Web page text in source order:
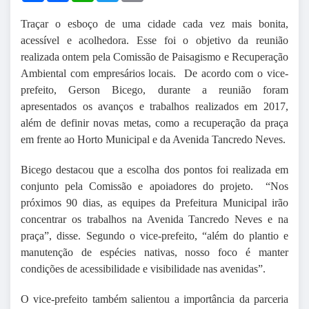
Traçar o esboço de uma cidade cada vez mais bonita,
acessível e acolhedora. Esse foi o objetivo da reunião
realizada ontem pela Comissão de Paisagismo e Recuperação
Ambiental com empresários locais. De acordo com o vice-
prefeito, Gerson Bicego, durante a reunião foram
apresentados os avanços e trabalhos realizados em 2017,
além de definir novas metas, como a recuperação da praça
em frente ao Horto Municipal e da Avenida Tancredo Neves.
Bicego destacou que a escolha dos pontos foi realizada em
conjunto pela Comissão e apoiadores do projeto. “Nos
próximos 90 dias, as equipes da Prefeitura Municipal irão
concentrar os trabalhos na Avenida Tancredo Neves e na
praça”, disse. Segundo o vice-prefeito, “além do plantio e
manutenção de espécies nativas, nosso foco é manter
condições de acessibilidade e visibilidade nas avenidas”.
O vice-prefeito também salientou a importância da parceria